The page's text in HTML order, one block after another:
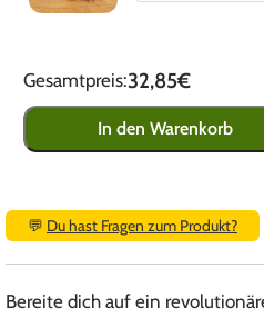
Gesamtpreis:32,85€
In den Warenkorb
💬 Du hast Fragen zum Produkt?
Bereite dich auf ein